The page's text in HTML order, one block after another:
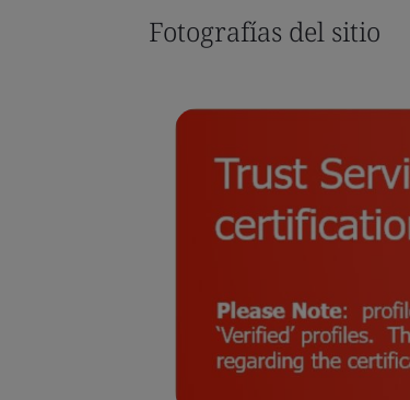
Fotografías del sitio